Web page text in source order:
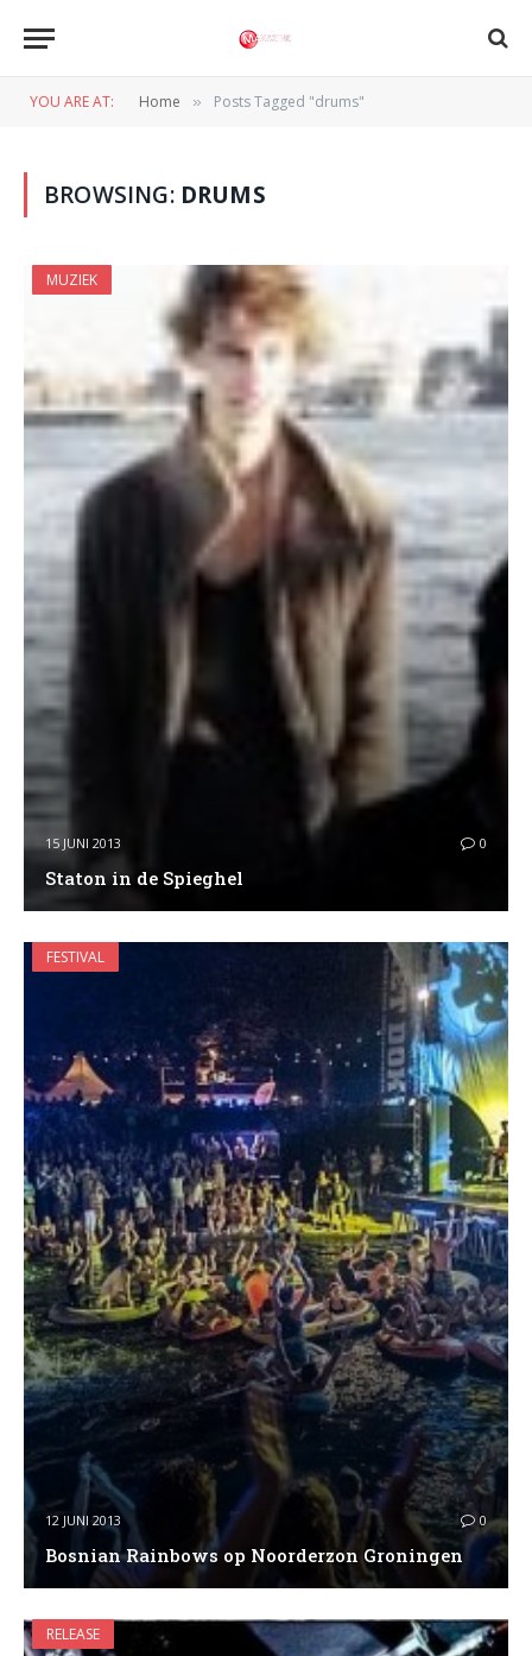
YOU ARE AT: Home » Posts Tagged "drums"
BROWSING: DRUMS
MUZIEK
15 JUNI 2013 0
Staton in de Spieghel
FESTIVAL
12 JUNI 2013 0
Bosnian Rainbows op Noorderzon Groningen
RELEASE